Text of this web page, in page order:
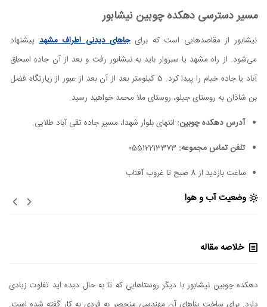
مسیر دسترسی دهکده چوبین نیشابور
نیشابور از مقاصدهایی است که برایجاهای دیدنی اطراف مشهدپیشنهاد
می‌شود. از راه مشهد یا سبزوار باید به نیشابور رفت و بعد از آن جاده اسحاق
آباد یا جاده خیام را پیدا کرد. 5 کیلومتر بعد از آن بعد از عبور از زیارتگاه فضل
بن شاذان به روستای جیلو، روستای ملا محمد خواهید رسید.
آدرس دهکده چوبین: انتهای بلوار شهدا، مسیر جاده تقی آباد طلایی.
تلفن تماس مجموعه: 05512213373
ساعت بازديد از 8 صبح تا غروب آفتاب
وضعیت آب و هوا
خلاصه مقاله
دهکده چوبین نیشابور با دیگر روستاهایی که تا به حال دیده اید تفاوت زیادی